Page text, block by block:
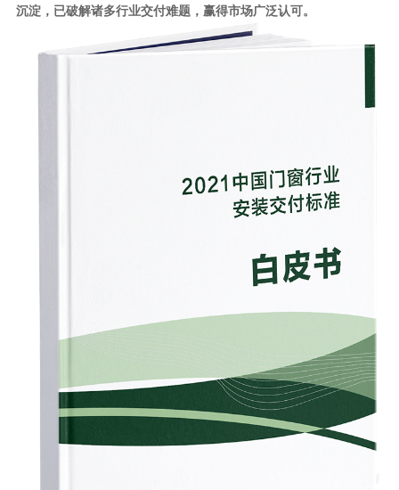
沉淀，已破解诸多行业交付难题，赢得市场广泛认可。